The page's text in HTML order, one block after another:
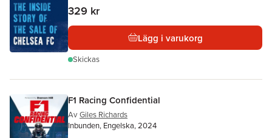
329 kr
Lägg i varukorg
Skickas
F1 Racing Confidential
Av Giles Richards
Inbunden, Engelska, 2024